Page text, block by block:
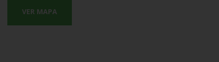
VER MAPA